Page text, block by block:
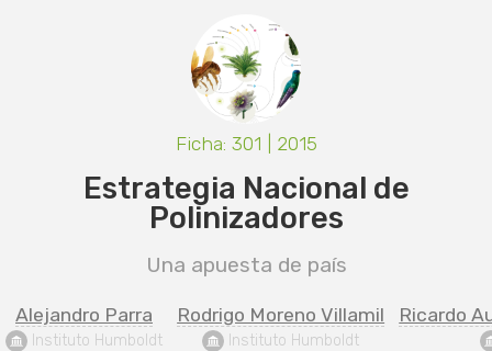
Ficha: 301 | 2015
Estrategia Nacional de
Polinizadores
Una apuesta de país
Alejandro Parra
Instituto Humboldt
Rodrigo Moreno Villamil
Instituto Humboldt
Ricardo